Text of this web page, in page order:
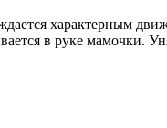
характерным
в руке мамочки.